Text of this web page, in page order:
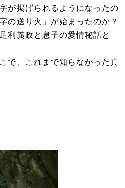
が掲げられるようになったの
の送り火」が始まったのか？
利義政と息子の愛情秘話と
で、これまで知らなかった真